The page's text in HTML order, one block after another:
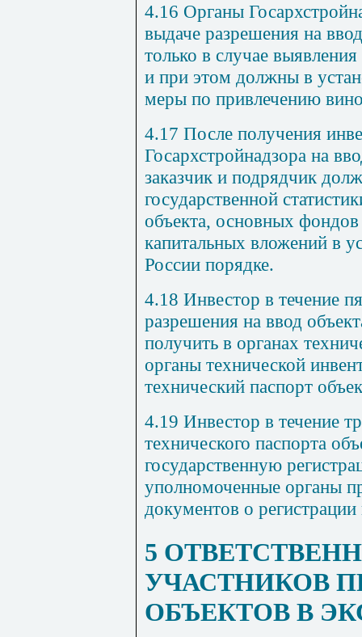
4.16 Органы
выдаче разрешения на
только в случае
и при этом должны в
меры по привлечению
4.17 После получения
Госархстройнадзора на
заказчик и подрядчик
государственной
объекта, основных
капитальных вложений в
России порядке.
4.18 Инвестор в течение
разрешения на ввод
получить в органах
органы технической
технический паспорт
4.19 Инвестор в течение
технического паспорта
государственную
уполномоченные органы
документов о
5
УЧАСТНИКОВ
ОБЪЕКТОВ В